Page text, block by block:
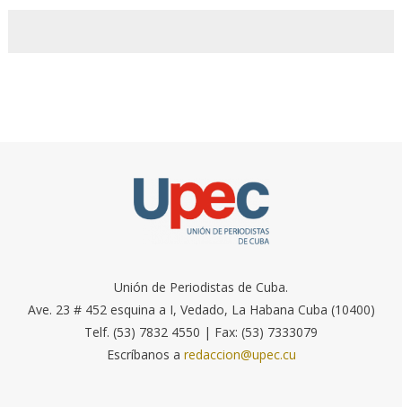
Unión de Periodistas de Cuba.
Ave. 23 # 452 esquina a I, Vedado, La Habana Cuba (10400)
Telf. (53) 7832 4550 | Fax: (53) 7333079
Escríbanos a redaccion@upec.cu